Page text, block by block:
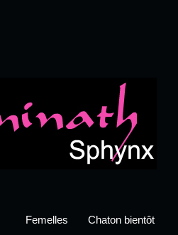
Femelles
Chaton bientôt